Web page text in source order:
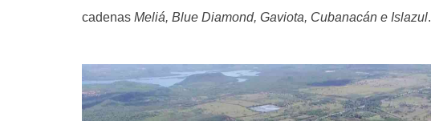
cadenas Meliá, Blue Diamond, Gaviota, Cubanacán e Islazul.